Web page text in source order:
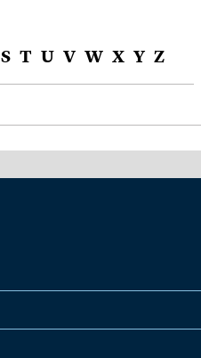
S T U V W X Y Z